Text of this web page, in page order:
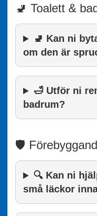
🚽 Toalett &
🚽 Kan ni
om den är
🛁 Utför ni
badrum?
🛡️
🔍 Kan ni
små läckor